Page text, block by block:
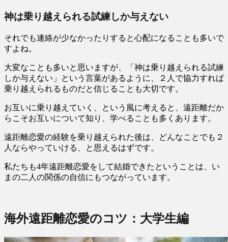
神は乗り越えられる試練しか与えない
それでも連絡が少なかったりすると心配になることも多いで
すよね。
大変なことも多いと思いますが、「神は乗り越えられる試練
しか与えない」という言葉があるように、２人で協力すれば
乗り越えられるものだと信じることも大切です。
お互いに乗り越えていく、という風に考えると、遠距離だか
らこそお互いについて知り、学べることも多くあります。
遠距離恋愛の経験を乗り越えられた後は、どんなことでも２
人ならやっていける、と思えるはずです。
私たちも4年遠距離恋愛をして結婚できたということは、い
まの二人の関係の自信にもつながっています。
海外遠距離恋愛のコツ：大学生編